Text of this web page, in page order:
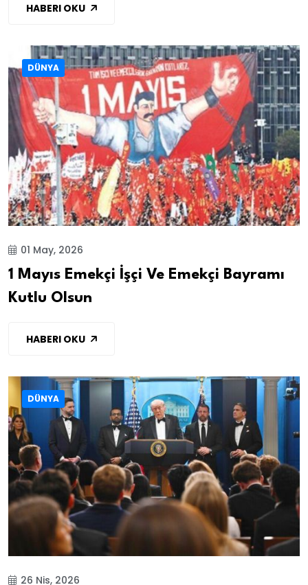
HABERI OKU
DÜNYA
01 May, 2026
1 Mayıs Emekçi İşçi Ve Emekçi Bayramı
Kutlu Olsun
HABERI OKU
DÜNYA
26 Nis, 2026